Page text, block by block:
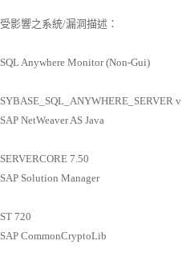
受影響之系統/漏洞描述：
SQL Anywhere Monitor (Non-Gui)
SYBASE_SQL_ANYWHERE_SERVER
SAP NetWeaver AS Java
SERVERCORE 7.50
SAP Solution Manager
ST 720
SAP CommonCryptoLib